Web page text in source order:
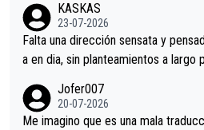
KASKAS
23-07-2026
Falta una dirección sensata y
a en dia, sin planteamientos a largo
Minguez, Velez etc etc.Me da pena
tristes sin victorias.
Jofer007
20-07-2026
Me imagino que es una mala